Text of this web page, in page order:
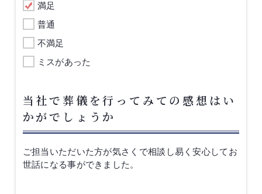
満足
普通
不満足
ミスがあった
当社で葬儀を行ってみての感想はい
かがでしょうか
ご担当いただいた方が気さくで相談し易く安心してお
世話になる事ができました。